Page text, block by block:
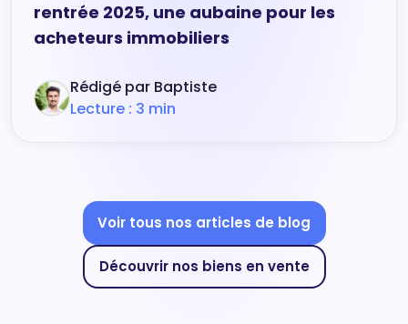
rentrée 2025, une aubaine pour les
acheteurs immobiliers
Rédigé par Baptiste
Lecture : 3 min
Voir tous nos articles de blog
Découvrir nos biens en vente